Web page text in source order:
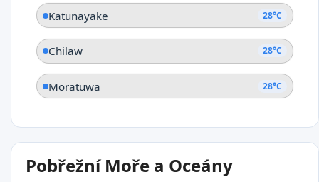
Katunayake 28°C
Chilaw 28°C
Moratuwa 28°C
Pobřežní Moře a Oceány